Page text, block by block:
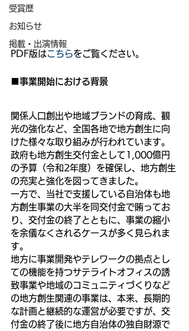
受賞歴
お知らせ
掲載・出演情報
PDF版は こちらをご覧ください。
■事業開始における背景
関係人口創出や地域ブランドの育成、観
光の強化など、全国各地で地方創生に向
けた様々な取り組みが行われています。
政府も地方創生交付金として1,000億円
の予算（令和2年度）を確保し、地方創生
の充実と強化を図ってきました。
一方で、当社で支援している自治体も地
方創生事業の大半を同交付金で賄ってお
り、交付金の終了とともに、事業の縮小
を余儀なくされるケースが多く見られま
す。
地方に事業開発やテレワークの拠点とし
ての機能を持つサテライトオフィスの誘
致事業や地域のコミュニティづくりなど
の地方創生関連の事業は、本来、長期的
な計画と継続的な運営が必要ですが、交
付金の終了後に地方自治体の独自財源で